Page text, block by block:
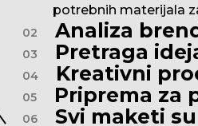
potrebnih materijala
02 Analiza
03 Pretraga
04 Kreativni
05 Priprema za
06 Svi maketi